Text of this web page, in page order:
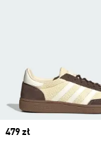
Price
479 zł